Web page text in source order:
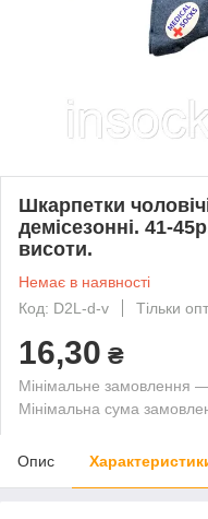
Шкарпетки
демісезонні. 41-
висоти.
Немає в наявності
Код: D2L-d-v
Тільки опт
16,30 ₴
Мінімальне замовлення
Мінімальна сума
Опис